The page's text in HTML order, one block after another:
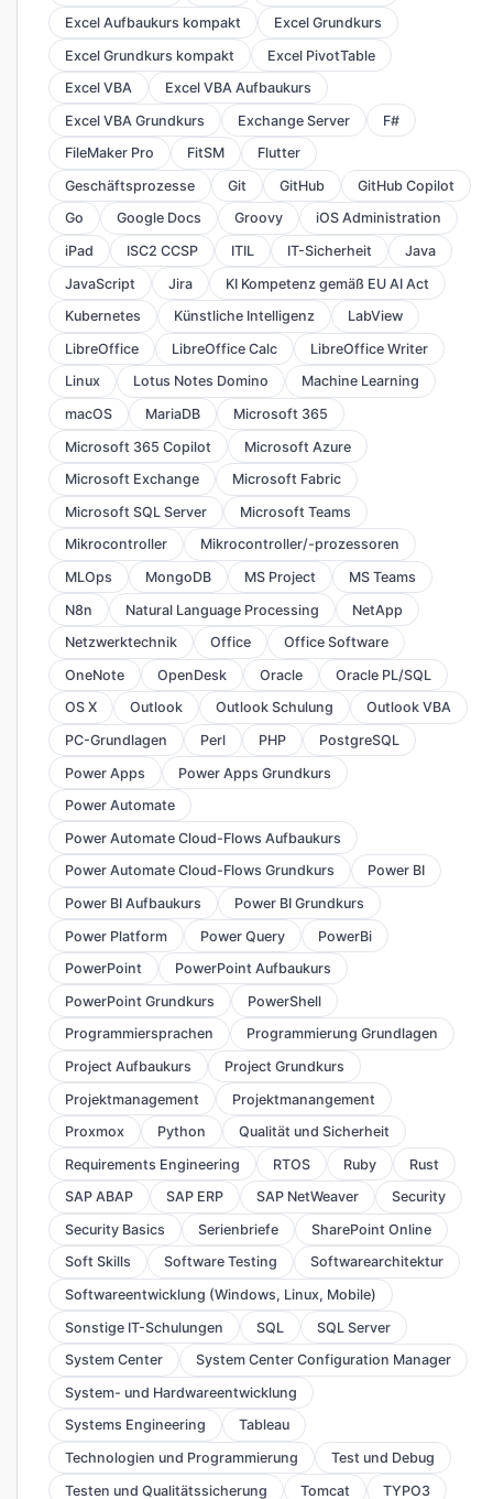
Excel Aufbaukurs kompakt
Excel Grundkurs
Excel Grundkurs kompakt
Excel PivotTable
Excel VBA
Excel VBA Aufbaukurs
Excel VBA Grundkurs
Exchange Server
F#
FileMaker Pro
FitSM
Flutter
Geschäftsprozesse
Git GitHub
GitHub Copilot
Go
Google Docs Groovy
iOS Administration
iPad
ISC2 CCSP ITIL IT-Sicherheit
Java
JavaScript
Jira
KI Kompetenz gemäß EU AI Act
Kubernetes
Künstliche Intelligenz
LabView
LibreOffice
LibreOffice Calc
LibreOffice Writer
Linux
Lotus Notes Domino
Machine Learning
macOS
MariaDB
Microsoft 365
Microsoft 365 Copilot
Microsoft Azure
Microsoft Exchange
Microsoft Fabric
Microsoft SQL Server
Microsoft Teams
Mikrocontroller
Mikrocontroller/-prozessoren
MLOps
MongoDB MS Project
MS Teams
N8n
Natural Language Processing
NetApp
Netzwerktechnik
Office
Office Software
OneNote
OpenDesk Oracle
Oracle PL/SQL
OS X
Outlook Outlook Schulung
Outlook VBA
PC-Grundlagen
Perl PHP
PostgreSQL
Power Apps
Power Apps Grundkurs
Power Automate
Power Automate Cloud-Flows Aufbaukurs
Power Automate Cloud-Flows Grundkurs
Power BI
Power BI Aufbaukurs
Power BI Grundkurs
Power Platform
Power Query
PowerBi
PowerPoint
PowerPoint Aufbaukurs
PowerPoint Grundkurs
PowerShell
Programmiersprachen
Programmierung Grundlagen
Project Aufbaukurs
Project Grundkurs
Projektmanagement
Projektmanangement
Proxmox
Python
Qualität und Sicherheit
Requirements Engineering
RTOS Ruby
Rust
SAP ABAP
SAP ERP SAP NetWeaver
Security
Security Basics
Serienbriefe
SharePoint Online
Soft Skills
Software Testing
Softwarearchitektur
Softwareentwicklung (Windows, Linux, Mobile)
Sonstige IT-Schulungen
SQL
SQL Server
System Center
System Center Configuration Manager
System- und Hardwareentwicklung
Systems Engineering
Tableau
Technologien und Programmierung
Test und Debug
Testen und Qualitätssicherung
Tomcat TYPO3